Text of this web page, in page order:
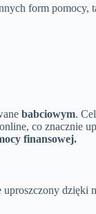
form pomocy,
babciowym.
co znacznie
finansowej.
uproszczony